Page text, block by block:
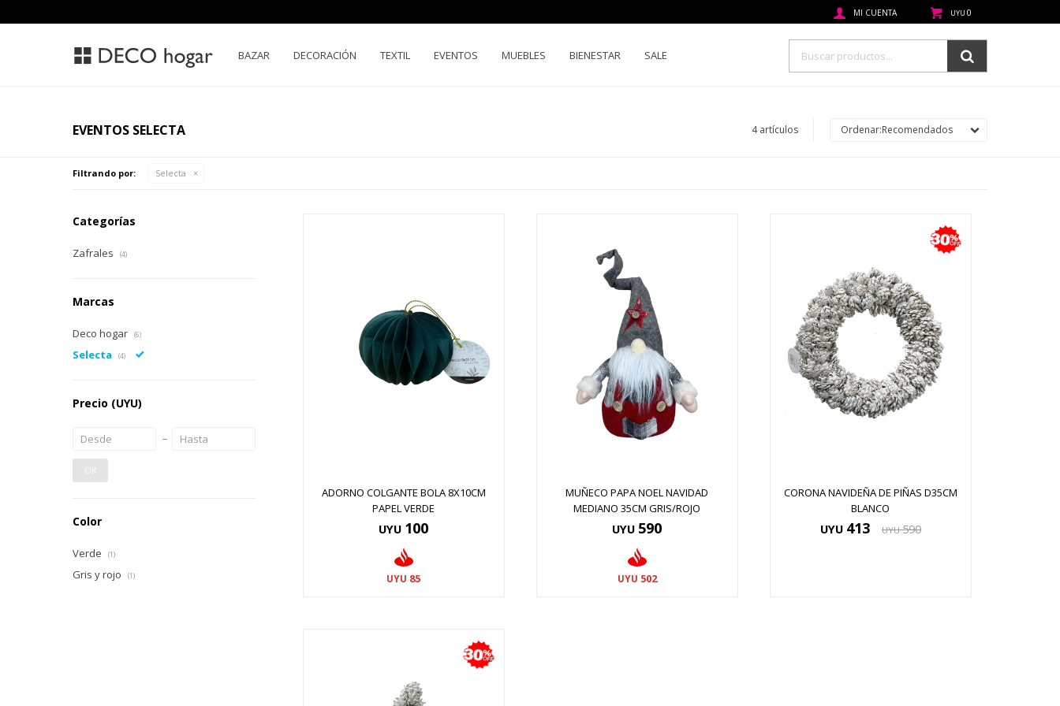
BAZAR DECORACIÓN TEXTIL EVENTOS MUEBLES BIENESTAR SALE
UYU 0
EVENTOS SELECTA 4 artículos Recomendados
Filtrando por: Selecta
ADORNO COLGANTE BOLA 8X10CM
PAPEL VERDE
UYU 100
UYU 85
MUÑECO PAPA NOEL NAVIDAD
MEDIANO 35CM GRIS/ROJO
UYU 590
UYU 502
CORONA NAVIDEÑA DE PIÑAS D35CM
BLANCO
UYU 413 UYU 590
Categorías
Zafrales (4)
Marcas
Deco hogar (6)
Selecta (4)
Precio (UYU)
OK
Color
Verde (1)
Gris y rojo (1)